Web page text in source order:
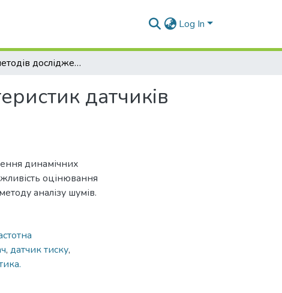
Log In
Аналіз методів досліджень динамічних характеристик датчиків тиску
датчиків
динамічних
оцінювання
аналізу шумів.
, датчик тиску,